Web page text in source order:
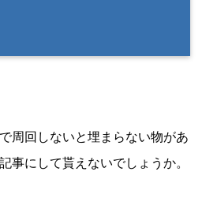
周回しないと埋まらない物があ
事にして貰えないでしょうか。